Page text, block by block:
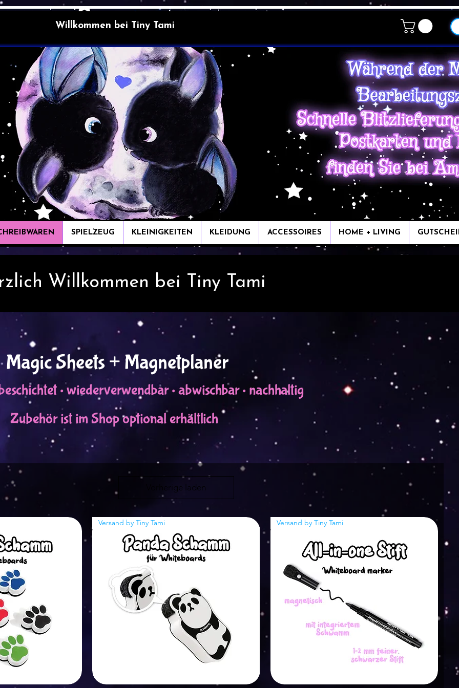
Willkommen bei Tiny Tami
SPIELZEUG KLEINIGKEITEN KLEIDUNG ACCESSOIRES HOME + LIVING
Willkommen bei Tiny Tami
Magic Sheets + Magnetplaner
• wiederverwendbar • abwischbar • nachhaltig
Zubehör ist im Shop optional erhältlich
Vorherige laden
Versand by Tiny Tami Versand by Tiny Tami